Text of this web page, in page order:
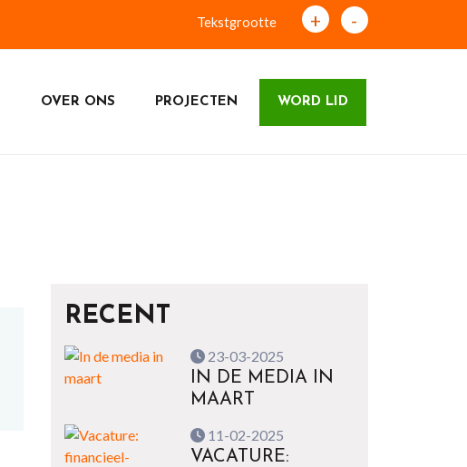
Tekstgrootte + -
OVER ONS PROJECTEN WORD LID
RECENT
23-03-2025
IN DE MEDIA IN
MAART
11-02-2025
VACATURE: